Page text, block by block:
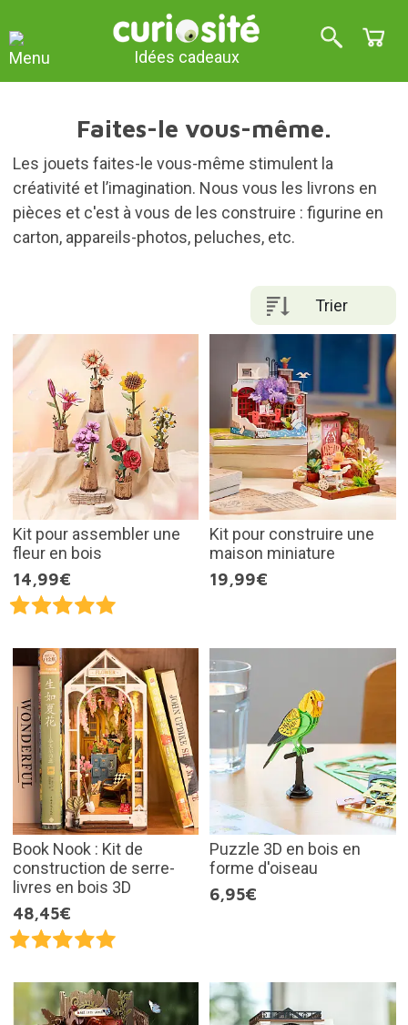
Idées cadeaux
Faites-le vous-même.
Les jouets faites-le vous-même stimulent la
créativité et l’imagination. Nous vous les livrons en
pièces et c'est à vous de les construire : figurine en
carton, appareils-photos, peluches, etc.
Trier
Kit pour assembler une
fleur en bois
14,99€
Kit pour construire une
maison miniature
19,99€
Book Nook : Kit de
construction de serre-
livres en bois 3D
48,45€
Puzzle 3D en bois en
forme d'oiseau
6,95€